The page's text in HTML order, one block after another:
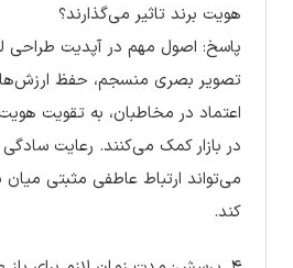
هویت برند تاثیر می‌گذارند؟
پاسخ: اصول مهم در آپدیت طراحی
تصویر بصری منسجم، حفظ
اعتماد در مخاطبان، به تقویت
در بازار کمک می‌کنند. رعایت
می‌تواند ارتباط عاطفی مثبتی میان
کند.